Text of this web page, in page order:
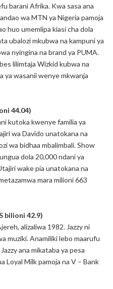
barani Afrika. Kwa sasa ana
wa MTN ya Nigeria pamoja
huo umemlipa kiasi cha dola
ubalozi mkubwa na kampuni ya
nyingina na brand ya PUMA.
lilimtaja Wizkid kubwa na
ya wasanii wenye mkwanja
44.04)
kutoka kwenye familia ya
wa Davido unatokana na
wa bidhaa mbalimbali. Show
dola 20,000 ndani ya
wake pia unatokana na
mara milioni 663
bilioni 42.9)
alizaliwa 1982. Jazzy ni
muziki. Anamiliki lebo maarufu
ana mikataba ya pesa
Loyal Milk pamoja na V – Bank